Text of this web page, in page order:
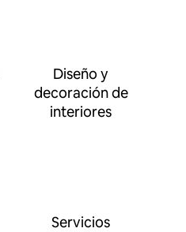
Diseño y
decoración de
interiores
Servicios